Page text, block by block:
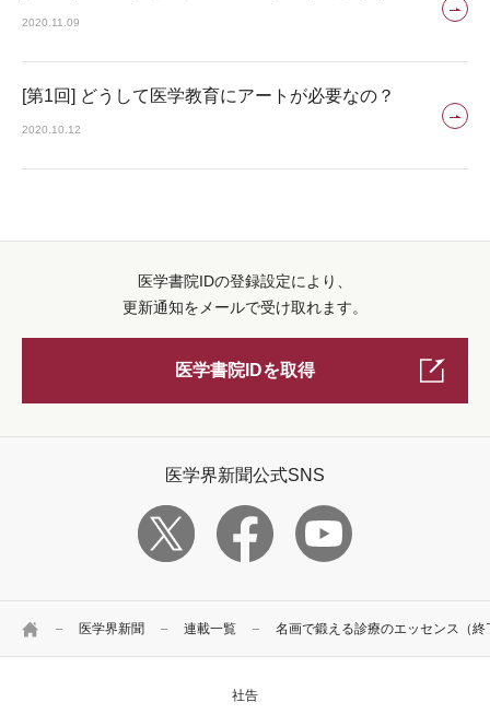
HOME 医学界新聞 連載一覧 名画で鍛える診療のエッセンス（終
2020.11.09
[第1回] どうして医学教育にアートが必要なの？
2020.10.12
医学書院IDの登録設定により、
更新通知をメールで受け取れます。
医学書院IDを取得
医学界新聞公式SNS
社告